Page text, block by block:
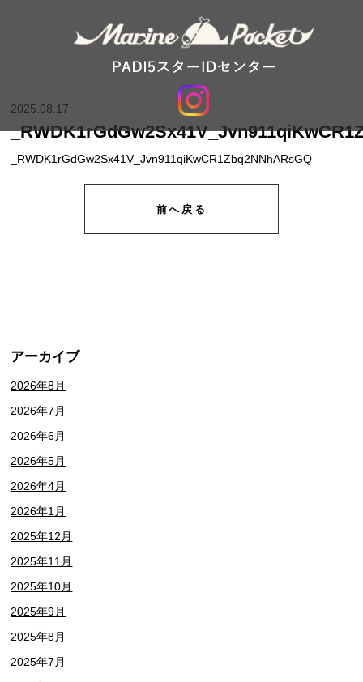
2025.08.17
_RWDK1rGdGw2Sx41V_Jvn911qiKwCR1Zbq2NNhARsGQ
前へ戻る
アーカイブ
2026年8月
2026年7月
2026年6月
2026年5月
2026年4月
2026年1月
2025年12月
2025年11月
2025年10月
2025年9月
2025年8月
2025年7月